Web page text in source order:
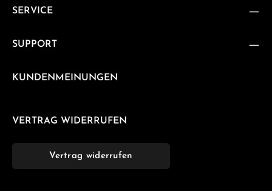
SERVICE
SUPPORT
KUNDENMEINUNGEN
VERTRAG WIDERRUFEN
Vertrag widerrufen